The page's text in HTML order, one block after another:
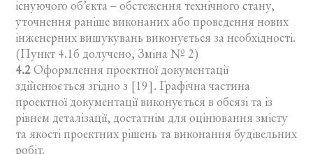
існуючого об’єкта – обстеження технічного стану,
уточнення раніше виконаних або проведення нових
інженерних вишукувань виконується за необхідності.
(Пункт 4.1б долучено, Зміна № 2)
4.2 Оформлення проектної документації
здійснюється згідно з [19]. Графічна частина
проектної документації виконується в обсязі та із
рівнем деталізації, достатнім для оцінювання змісту
та якості проектних рішень та виконання будівельних
робіт.